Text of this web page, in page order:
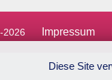
2026 Impressum
Diese Site